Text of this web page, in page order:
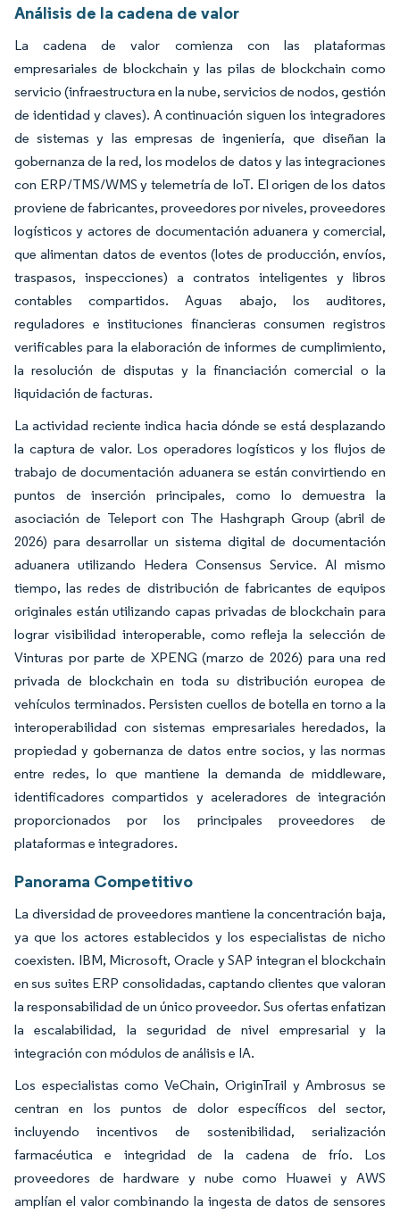
Análisis de la cadena de valor
La cadena de valor comienza con las plataformas
empresariales de blockchain y las pilas de blockchain como
servicio (infraestructura en la nube, servicios de nodos, gestión
de identidad y claves). A continuación siguen los integradores
de sistemas y las empresas de ingeniería, que diseñan la
gobernanza de la red, los modelos de datos y las integraciones
con ERP/TMS/WMS y telemetría de IoT. El origen de los datos
proviene de fabricantes, proveedores por niveles, proveedores
logísticos y actores de documentación aduanera y comercial,
que alimentan datos de eventos (lotes de producción, envíos,
traspasos, inspecciones) a contratos inteligentes y libros
contables compartidos. Aguas abajo, los auditores,
reguladores e instituciones financieras consumen registros
verificables para la elaboración de informes de cumplimiento,
la resolución de disputas y la financiación comercial o la
liquidación de facturas.
La actividad reciente indica hacia dónde se está desplazando
la captura de valor. Los operadores logísticos y los flujos de
trabajo de documentación aduanera se están convirtiendo en
puntos de inserción principales, como lo demuestra la
asociación de Teleport con The Hashgraph Group (abril de
2026) para desarrollar un sistema digital de documentación
aduanera utilizando Hedera Consensus Service. Al mismo
tiempo, las redes de distribución de fabricantes de equipos
originales están utilizando capas privadas de blockchain para
lograr visibilidad interoperable, como refleja la selección de
Vinturas por parte de XPENG (marzo de 2026) para una red
privada de blockchain en toda su distribución europea de
vehículos terminados. Persisten cuellos de botella en torno a la
interoperabilidad con sistemas empresariales heredados, la
propiedad y gobernanza de datos entre socios, y las normas
entre redes, lo que mantiene la demanda de middleware,
identificadores compartidos y aceleradores de integración
proporcionados por los principales proveedores de
plataformas e integradores.
Panorama Competitivo
La diversidad de proveedores mantiene la concentración baja,
ya que los actores establecidos y los especialistas de nicho
coexisten. IBM, Microsoft, Oracle y SAP integran el blockchain
en sus suites ERP consolidadas, captando clientes que valoran
la responsabilidad de un único proveedor. Sus ofertas enfatizan
la escalabilidad, la seguridad de nivel empresarial y la
integración con módulos de análisis e IA.
Los especialistas como VeChain, OriginTrail y Ambrosus se
centran en los puntos de dolor específicos del sector,
incluyendo incentivos de sostenibilidad, serialización
farmacéutica e integridad de la cadena de frío. Los
proveedores de hardware y nube como Huawei y AWS
amplían el valor combinando la ingesta de datos de sensores